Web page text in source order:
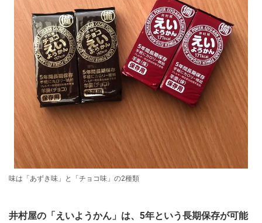
味は「あずき味」と「チョコ味」の2種類
井村屋の「えいようかん」は、5年という長期保存が可能